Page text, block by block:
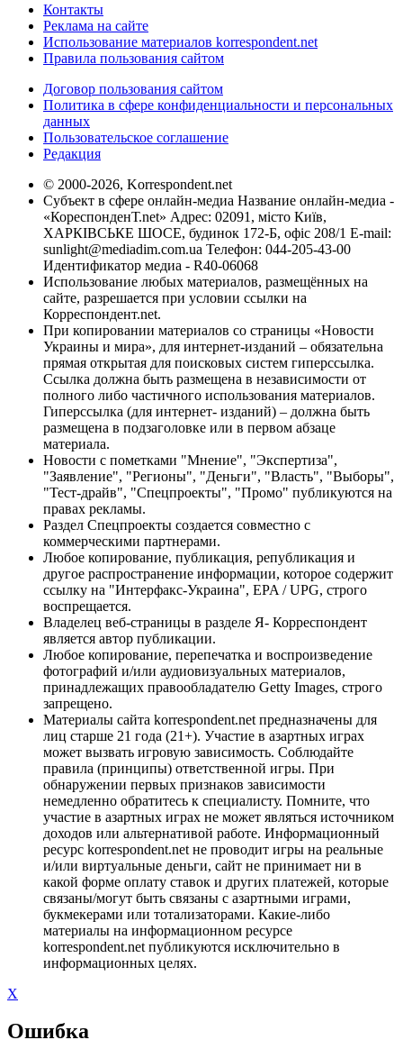
Контакты
Реклама на сайте
Использование материалов korrespondent.net
Правила пользования сайтом
Договор пользования сайтом
Политика в сфере конфиденциальности и персональных
данных
Пользовательское соглашение
Редакция
© 2000-2026, Korrespondent.net
Субъект в сфере онлайн-медиа Название онлайн-медиа -
«КореспонденТ.net» Адрес: 02091, місто Київ,
ХАРКІВСЬКЕ ШОСЕ, будинок 172-Б, офіс 208/1 E-mail:
sunlight@mediadim.com.ua Телефон: 044-205-43-00
Идентификатор медиа - R40-06068
Использование любых материалов, размещённых на
сайте, разрешается при условии ссылки на
Корреспондент.net.
При копировании материалов со страницы «Новости
Украины и мира», для интернет-изданий – обязательна
прямая открытая для поисковых систем гиперссылка.
Ссылка должна быть размещена в независимости от
полного либо частичного использования материалов.
Гиперссылка (для интернет- изданий) – должна быть
размещена в подзаголовке или в первом абзаце
материала.
Новости с пометками "Мнение", "Экспертиза",
"Заявление", "Регионы", "Деньги", "Власть", "Выборы",
"Тест-драйв", "Спецпроекты", "Промо" публикуются на
правах рекламы.
Раздел Спецпроекты создается совместно с
коммерческими партнерами.
Любое копирование, публикация, републикация и
другое распространение информации, которое содержит
ссылку на "Интерфакс-Украина", EPA / UPG, строго
воспрещается.
Владелец веб-страницы в разделе Я- Корреспондент
является автор публикации.
Любое копирование, перепечатка и воспроизведение
фотографий и/или аудиовизуальных материалов,
принадлежащих правообладателю Getty Images, строго
запрещено.
Материалы сайта korrespondent.net предназначены для
лиц старше 21 года (21+). Участие в азартных играх
может вызвать игровую зависимость. Соблюдайте
правила (принципы) ответственной игры. При
обнаружении первых признаков зависимости
немедленно обратитесь к специалисту. Помните, что
участие в азартных играх не может являться источником
доходов или альтернативой работе. Информационный
ресурс korrespondent.net не проводит игры на реальные
и/или виртуальные деньги, сайт не принимает ни в
какой форме оплату ставок и других платежей, которые
связаны/могут быть связаны с азартными играми,
букмекерами или тотализаторами. Какие-либо
материалы на информационном ресурсе
korrespondent.net публикуются исключительно в
информационных целях.
X
Ошибка